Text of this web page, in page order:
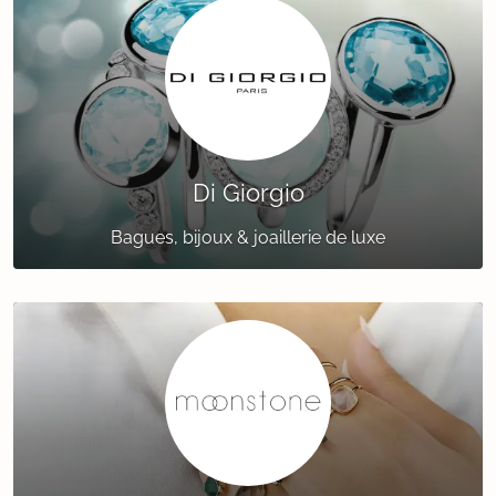
Di Giorgio
Bagues, bijoux & joaillerie de luxe